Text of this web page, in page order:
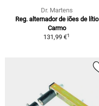
Dr. Martens
Reg. alternador de iões de lítio
Carmo
131,99 €1